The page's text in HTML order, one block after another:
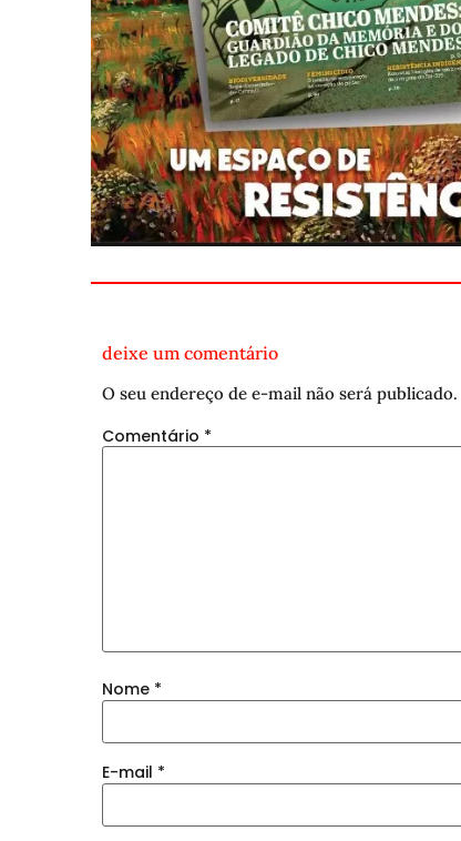
deixe um comentário
O seu endereço de e-mail não será publicado.
Comentário *
Nome *
E-mail *